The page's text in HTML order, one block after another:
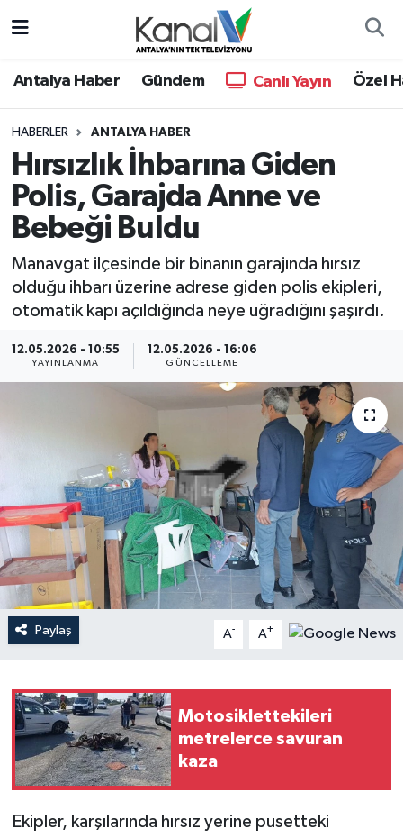
Antalya Haber Gündem Canlı Yayın Özel
HABERLER ANTALYA HABER
Hırsızlık İhbarına Giden
Polis, Garajda Anne ve
Bebeği Buldu
Manavgat ilçesinde bir binanın garajında hırsız
olduğu ihbarı üzerine adrese giden polis ekipleri,
otomatik kapı açıldığında neye uğradığını şaşırdı.
12.05.2026 - 10:55
YAYINLANMA
12.05.2026 - 16:06
GÜNCELLEME
Paylaş A- A+
Motosiklettekileri
metrelerce savuran
kaza
Ekipler, karşılarında hırsız yerine pusetteki
Antalya Haber
Dünya
Eğitim
Gündem
Günün Manşetleri
KANALV Spor
Kültür Sanat
Magazin
Öğle Bülteni
Siyaset
Sosyal medya
Hava Durumu
Trafik Durumu
Süper Lig Puan Durumu ve Fikstür
Son Dakika Haberleri
Haber Arşivi